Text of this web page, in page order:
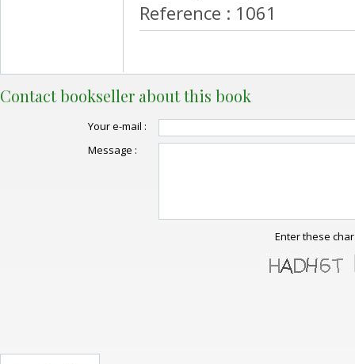
Reference : 1061
Contact bookseller about this book
Your e-mail :
Message :
Enter these